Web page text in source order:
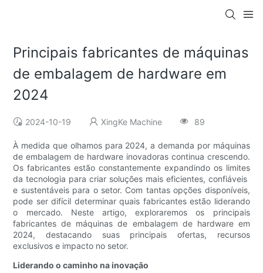
Principais fabricantes de máquinas
de embalagem de hardware em
2024
2024-10-19 XingKe Machine 89
À medida que olhamos para 2024, a demanda por máquinas
de embalagem de hardware inovadoras continua crescendo.
Os fabricantes estão constantemente expandindo os limites
da tecnologia para criar soluções mais eficientes, confiáveis ​​
e sustentáveis ​​para o setor. Com tantas opções disponíveis,
pode ser difícil determinar quais fabricantes estão liderando
o mercado. Neste artigo, exploraremos os principais
fabricantes de máquinas de embalagem de hardware em
2024, destacando suas principais ofertas, recursos
exclusivos e impacto no setor.
Liderando o caminho na inovação